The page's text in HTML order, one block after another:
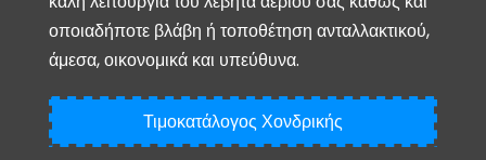
οποιαδήποτε βλάβη ή τοποθέτηση ανταλλακτικού,
άμεσα, οικονομικά και υπεύθυνα.
Τιμοκατάλογος Χονδρικής